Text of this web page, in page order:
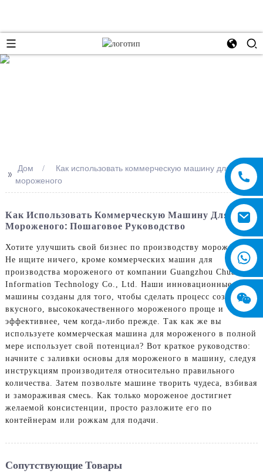
>> Дом
Как использовать коммерческую машину для
мороженого
Как Использовать Коммерческую Машину Для
Мороженого: Пошаговое Руководство
Хотите улучшить свой бизнес по производству мороженого?
Не ищите ничего, кроме коммерческих машин для
производства мороженого от компании Guangzhou Chuanbo
Information Technology Co., Ltd. Наши инновационные
машины созданы для того, чтобы сделать процесс создания
вкусного, высококачественного мороженого проще и
эффективнее, чем когда-либо прежде. Так как же вы
используете коммерческая машина для мороженого в полной
мере использует свой потенциал? Вот краткое руководство:
начните с заливки основы для мороженого в машину, следуя
инструкциям производителя относительно правильного
количества. Затем позвольте машине творить чудеса, взбивая
и замораживая смесь. Как только мороженое достигнет
желаемой консистенции, просто разложите его по
контейнерам или рожкам для подачи.
Сопутствующие Товары